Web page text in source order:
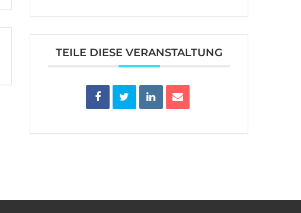
TEILE DIESE VERANSTALTUNG